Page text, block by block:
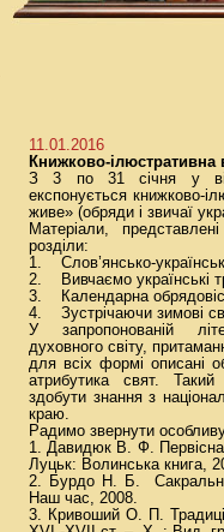
11.01.2016
Книжково-ілюстративна
З 3 по 31 січня у
експонується книжково-
живе» (обряди і звичаї
Матеріали,
розділи:
1. Слов’янсько-
2. Вивчаємо українські
3. Календарна
4. Зустрічаючи зимові
У запропонованій
духовного світу,
для всіх формі описані
атрибутика свят.
здобути знання з
краю.
Радимо звернути
1. Давидюк В. Ф. Первісна
Луцьк: Волинська книга,
2. Бурдо Н. Б. Сакральний
Наш час, 2008.
3. Кривоший О. П.